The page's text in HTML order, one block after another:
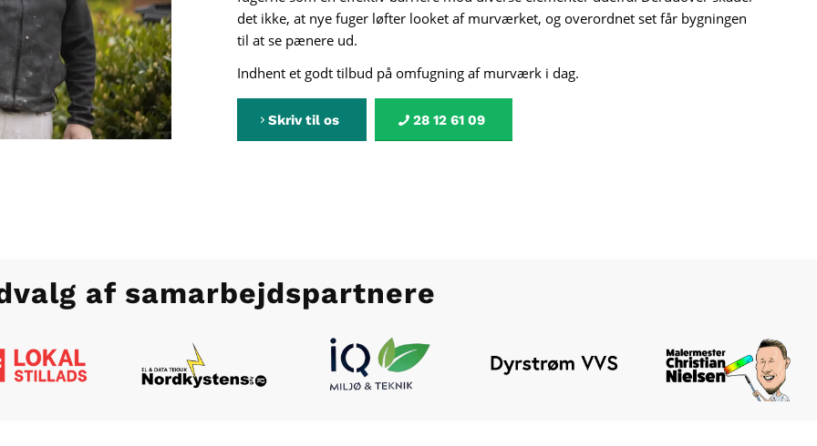
det ikke, at nye fuger løfter looket af murværket, og overordnet set får bygningen
til at se pænere ud.
Indhent et godt tilbud på omfugning af murværk i dag.
Skriv til os 28 12 61 09
af samarbejdspartnere